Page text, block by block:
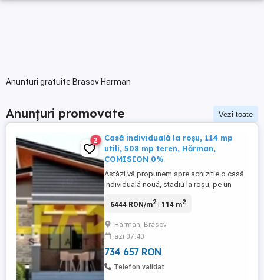
Anunturi gratuite Brasov Harman
Anunțuri promovate Vezi toate
2
Casă individuală la roșu, 114 mp
utili, 508 mp teren, Hărman,
COMISION 0%
Astăzi vă propunem spre achizitie o casă
individuală nouă, stadiu la roșu, pe un
Hărman, la 10 minute de Brașov.
beton armat cu zidărie BCA nut-feder,
acoperiș din tablă fălțuită montată. Regim
parter. Înălțime liberă 3,05 ...
6444 RON/m2| 114 m2
Harman, Brasov
azi 07:40
734 657 RON
Telefon validat